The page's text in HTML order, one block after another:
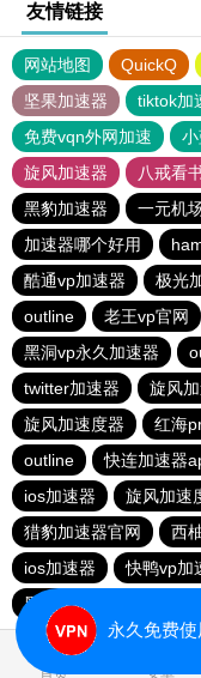
友情链接
网站地图 QuickQ
坚果加速器
tiktok加
免费vqn外网加速
旋风加速器
八戒看
黑豹加速器
一元机
加速器哪个好用
酷通vp加速器
极光
outline
老王vp官网
黑洞vp永久加速器
twitter加速器
旋风
旋风加速度器
红海
outline
快连加速器
ios加速器
旋风加速
猎豹加速器官网
西
ios加速器
快鸭vp加
黑洞vqn加速
首页 安卓
永久免费